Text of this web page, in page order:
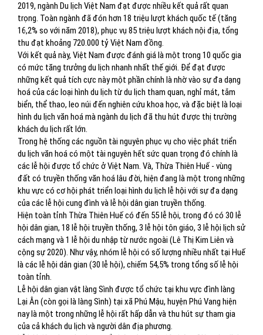
2019, ngành Du lịch Việt Nam đạt được nhiều kết quả rất quan
trọng. Toàn ngành đã đón hơn 18 triệu lượt khách quốc tế (tăng
16,2% so với năm 2018), phục vụ 85 triệu lượt khách nội địa, tổng
thu đạt khoảng 720.000 tỷ Việt Nam đồng.
Với kết quả này, Việt Nam được đánh giá là một trong 10 quốc gia
có mức tăng trưởng du lịch nhanh nhất thế giới. Để đạt được
những kết quả tích cực này một phần chính là nhờ vào sự đa dạng
hoá của các loại hình du lịch từ du lịch tham quan, nghỉ mát, tắm
biển, thể thao, leo núi đến nghiên cứu khoa học, và đặc biệt là loại
hình du lịch văn hoá mà ngành du lịch đã thu hút được thị trường
khách du lịch rất lớn.
Trong hệ thống các nguồn tài nguyên phục vụ cho việc phát triển
du lịch văn hoá có một tài nguyên hết sức quan trọng đó chính là
các lễ hội được tổ chức ở Việt Nam. Và, Thừa Thiên Huế - vùng
đất có truyền thống văn hoá lâu đời, hiện đang là một trong những
khu vực có cơ hội phát triển loại hình du lịch lễ hội với sự đa dạng
của các lễ hội cung đình và lễ hội dân gian truyền thống.
Hiện toàn tỉnh Thừa Thiên Huế có đến 55 lễ hội, trong đó có 30 lễ
hội dân gian, 18 lễ hội truyền thống, 3 lễ hội tôn giáo, 3 lễ hội lịch sử
cách mạng và 1 lễ hội du nhập từ nước ngoài (Lê Thị Kim Liên và
cộng sự 2020). Như vậy, nhóm lễ hội có số lượng nhiều nhất tại Huế
là các lễ hội dân gian (30 lễ hội), chiếm 54,5% trong tổng số lễ hội
toàn tỉnh.
Lễ hội dân gian vật làng Sình được tổ chức tại khu vực đình làng
Lại Ân (còn gọi là làng Sình) tại xã Phú Mậu, huyện Phú Vang hiện
nay là một trong những lễ hội rất hấp dẫn và thu hút sự tham gia
của cả khách du lịch và người dân địa phương.